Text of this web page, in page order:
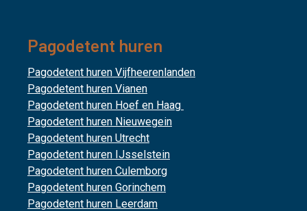
Pagodetent huren
Pagodetent huren Vijfheerenlanden
Pagodetent huren Vianen
Pagodetent huren Hoef en Haag
Pagodetent huren Nieuwegein
Pagodetent huren Utrecht
Pagodetent huren IJsselstein
Pagodetent huren Culemborg
Pagodetent huren Gorinchem
Pagodetent huren Leerdam